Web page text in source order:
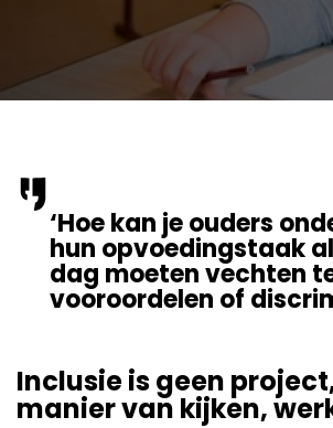
‘Hoe kan je ouders
hun opvoedingstaak
dag moeten vechten
vooroordelen of
Inclusie is geen
manier van kijken,